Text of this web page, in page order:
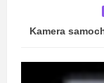
Kamera